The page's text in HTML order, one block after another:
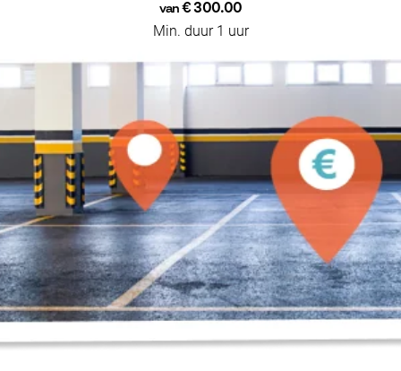
van € 300.00
Min. duur 1 uur